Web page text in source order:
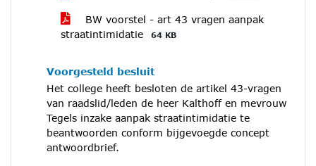
BW voorstel - art 43 vragen aanpak
straatintimidatie
64 KB
Voorgesteld besluit
Het college heeft besloten de artikel 43-vragen
van raadslid/leden de heer Kalthoff en mevrouw
Tegels inzake aanpak straatintimidatie te
beantwoorden conform bijgevoegde concept
antwoordbrief.